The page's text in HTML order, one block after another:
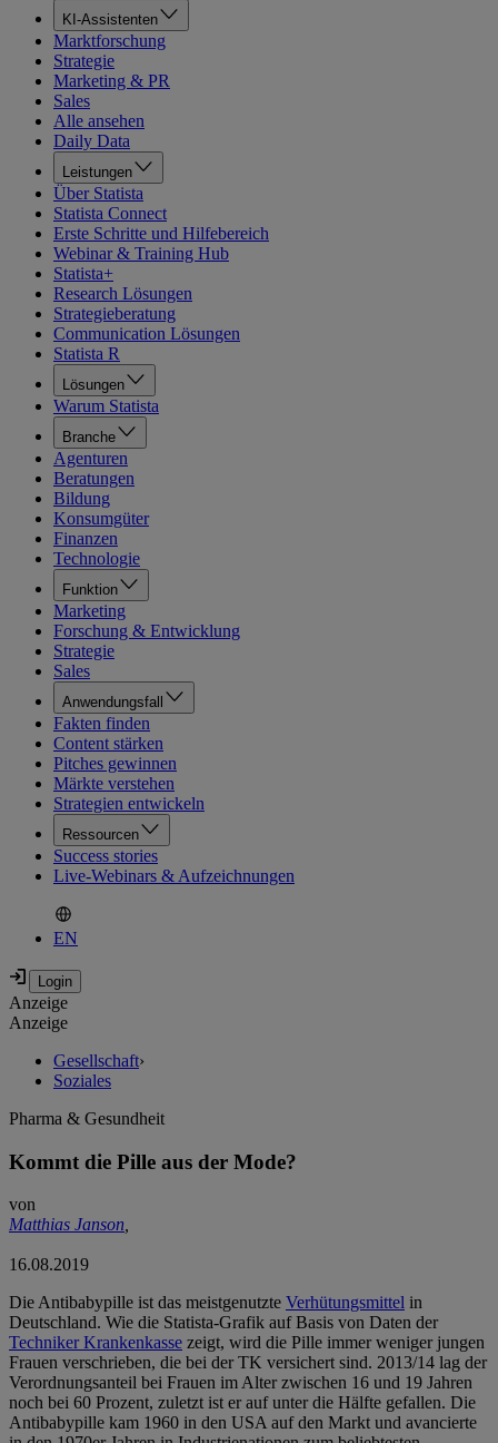
KI-Assistenten
Marktforschung
Strategie
Marketing & PR
Sales
Alle ansehen
Daily Data
Leistungen
Über Statista
Statista Connect
Erste Schritte und Hilfebereich
Webinar & Training Hub
Statista+
Research Lösungen
Strategieberatung
Communication Lösungen
Statista R
Lösungen
Warum Statista
Branche
Agenturen
Beratungen
Bildung
Konsumgüter
Finanzen
Technologie
Funktion
Marketing
Forschung & Entwicklung
Strategie
Sales
Anwendungsfall
Fakten finden
Content stärken
Pitches gewinnen
Märkte verstehen
Strategien entwickeln
Ressourcen
Success stories
Live-Webinars & Aufzeichnungen
EN
Anzeige
Anzeige
Gesellschaft›
Soziales
Pharma & Gesundheit
Kommt die Pille aus der Mode?
von
Matthias Janson,
16.08.2019
Die Antibabypille ist das meistgenutzte Verhütungsmittel in
Deutschland. Wie die Statista-Grafik auf Basis von Daten der
Techniker Krankenkasse zeigt, wird die Pille immer weniger jungen
Frauen verschrieben, die bei der TK versichert sind. 2013/14 lag der
Verordnungsanteil bei Frauen im Alter zwischen 16 und 19 Jahren
noch bei 60 Prozent, zuletzt ist er auf unter die Hälfte gefallen. Die
Antibabypille kam 1960 in den USA auf den Markt und avancierte